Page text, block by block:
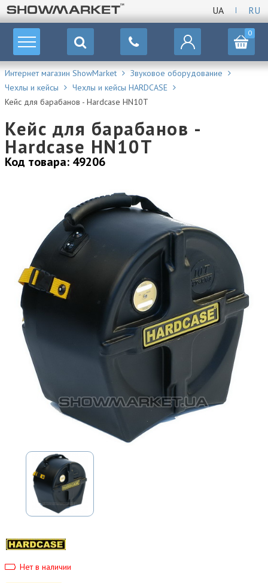
UA RU
0
Интернет магазин ShowMarket
Звуковое оборудование
Чехлы и кейсы
Чехлы и кейсы HARDCASE
Кейс для барабанов - Hardcase HN10T
Кейс для барабанов -
Hardcase HN10T
Код товара: 49206
Нет в наличии